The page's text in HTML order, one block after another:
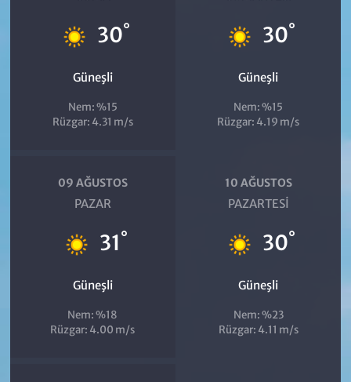
30°
Güneşli
Nem: %15
Rüzgar: 4.31 m/s
30°
Güneşli
Nem: %15
Rüzgar: 4.19 m/s
09 AĞUSTOS
PAZAR
31°
Güneşli
Nem: %18
Rüzgar: 4.00 m/s
10 AĞUSTOS
PAZARTESI
30°
Güneşli
Nem: %23
Rüzgar: 4.11 m/s